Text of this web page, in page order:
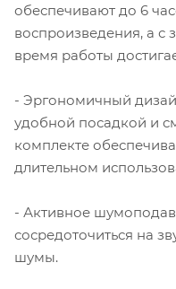
обеспечивают до 6
воспроизведения, а
время работы
- Эргономичный
удобной посадкой и
комплекте
длительном
- Активное
сосредоточиться на
шумы.